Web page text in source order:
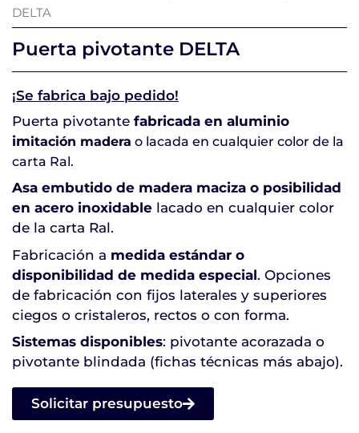
DELTA
Puerta pivotante DELTA
¡Se fabrica bajo pedido!
Puerta pivotante fabricada en aluminio
imitación madera o lacada en cualquier color de la
carta Ral.
Asa embutido de madera maciza o posibilidad
en acero inoxidable lacado en cualquier color
de la carta Ral.
Fabricación a medida estándar o
disponibilidad de medida especial. Opciones
de fabricación con fijos laterales y superiores
ciegos o cristaleros, rectos o con forma.
Sistemas disponibles: pivotante acorazada o
pivotante blindada (fichas técnicas más abajo).
Solicitar presupuesto